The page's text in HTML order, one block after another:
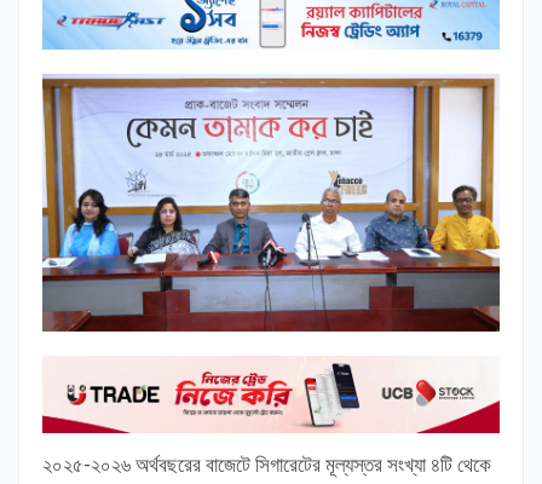
২০২৫-২০২৬ অর্থবছরের বাজেটে সিগারেটের মূল্যস্তর সংখ্যা ৪টি থেকে